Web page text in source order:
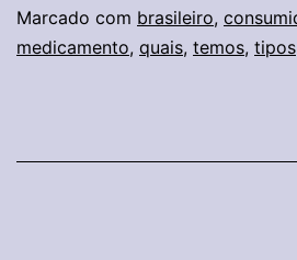
e
temos
Marcado com brasileiro,
medicamento, quais, temos, tipos